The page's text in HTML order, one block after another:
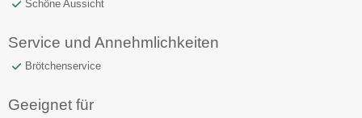
Schöne Aussicht
Service und Annehmlichkeiten
Brötchenservice
Geeignet für